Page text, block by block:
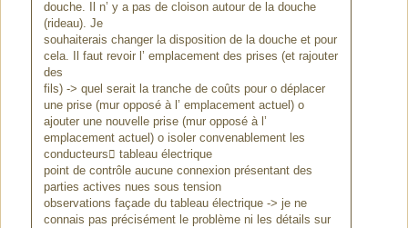
douche. Il n’ y a pas de cloison autour de la douche
(rideau). Je
souhaiterais changer la disposition de la douche et pour
cela. Il faut revoir l’ emplacement des prises (et rajouter
des
fils) -> quel serait la tranche de coûts pour o déplacer
une prise (mur opposé à l’ emplacement actuel) o
ajouter une nouvelle prise (mur opposé à l’
emplacement actuel) o isoler convenablement les
conducteurs tableau électrique
point de contrôle aucune connexion présentant des
parties actives nues sous tension
observations façade du tableau électrique -> je ne
connais pas précisément le problème ni les détails sur